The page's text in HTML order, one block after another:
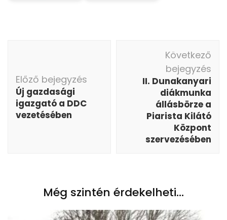
Előző bejegyzés
Új gazdasági
igazgató a DDC
vezetésében
Következő
bejegyzés
II. Dunakanyari
diákmunka
állásbörze a
Piarista Kilátó
Központ
szervezésében
Még szintén érdekelheti...